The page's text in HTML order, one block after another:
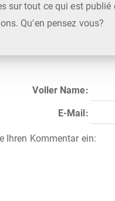
sur tout ce qui est
Qu'en pensez vous?
Voller Name:
E-Mail:
Ihren Kommentar ein: